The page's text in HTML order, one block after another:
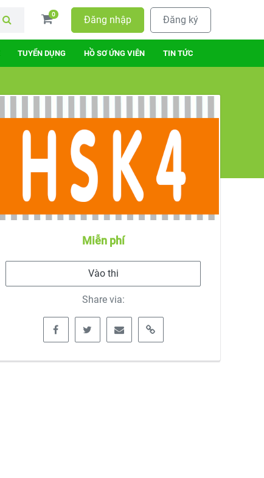
0 Đăng nhập Đăng ký
TUYỂN DỤNG HỒ SƠ ỨNG VIÊN TIN TỨC
Miễn phí
Vào thi
Share via: